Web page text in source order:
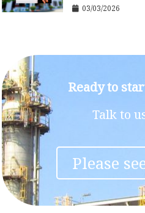
03/03/2026
Ready to
Talk to
Please